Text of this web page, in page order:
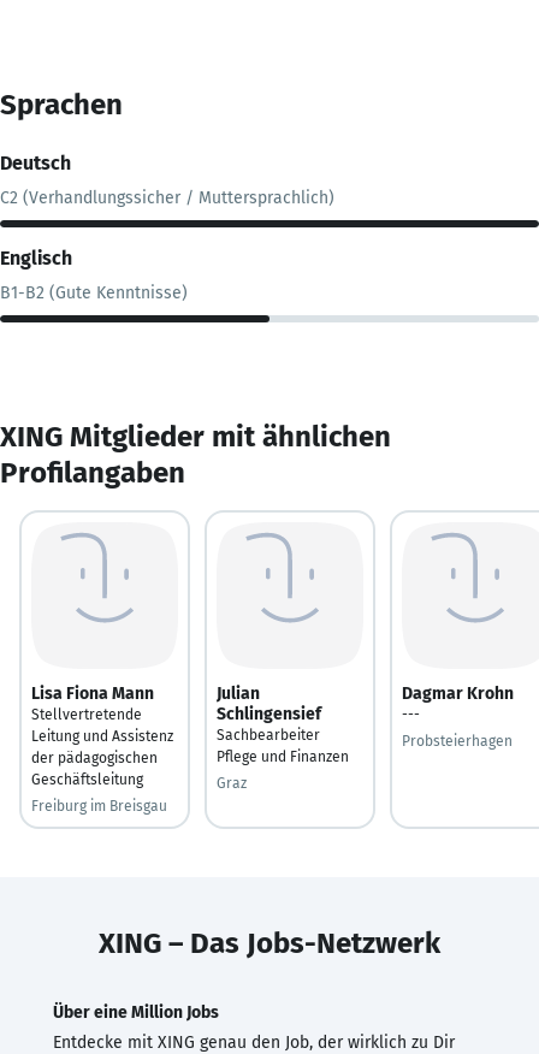
Sprachen
Deutsch
C2 (Verhandlungssicher / Muttersprachlich)
Englisch
B1-B2 (Gute Kenntnisse)
XING Mitglieder mit ähnlichen
Profilangaben
Lisa Fiona Mann
Stellvertretende
Leitung und Assistenz
der pädagogischen
Geschäftsleitung
Freiburg im Breisgau
Julian
Schlingensief
Sachbearbeiter
Pflege und Finanzen
Graz
Dagmar Krohn
---
Probsteierhagen
XING – Das Jobs-Netzwerk
Über eine Million Jobs
Entdecke mit XING genau den Job, der wirklich zu Dir